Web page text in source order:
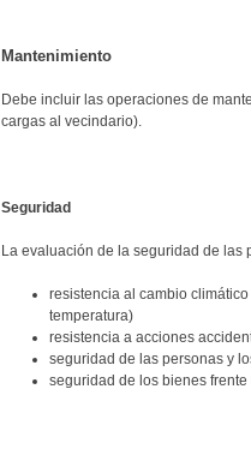
Mantenimiento
Debe incluir las operaciones de
cargas al vecindario).
Seguridad
La evaluación de la seguridad de las
resistencia al cambio
temperatura)
resistencia a acciones
seguridad de las personas y
seguridad de los bienes